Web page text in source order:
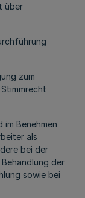
über
zum
im Benehmen
als
bei der
der
sowie bei